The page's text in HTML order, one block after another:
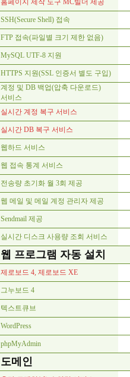
홈페이지 제작 도구 MC빌더 제공
SSH(Secure Shell) 접속
FTP 접속(파일별 크기 제한 없음)
MySQL UTF-8 지원
HTTPS 지원(SSL 인증서 별도 구입)
계정 및 DB 백업(압축 다운로드)
서비스
실시간 계정 복구 서비스
실시간 DB 복구 서비스
웹하드 서비스
웹 접속 통계 서비스
전송량 초기화 월 3회 제공
웹 메일 및 메일 계정 관리자 제공
Sendmail 제공
실시간 디스크 사용량 조회 서비스
웹 프로그램 자동 설치
제로보드 4, 제로보드 XE
그누보드 4
텍스트큐브
WordPress
phpMyAdmin
도메인